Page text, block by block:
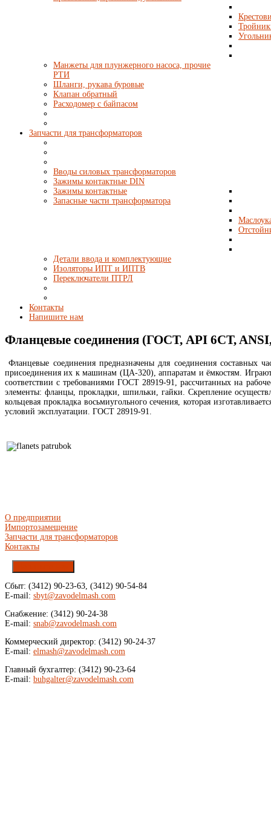
Манжеты для плунжерного насоса, прочие
РТИ
Шланги, рукава буровые
Клапан обратный
Расходомер с байпасом
Запчасти для трансформаторов
Вводы силовых трансформаторов
Зажимы контактные DIN
Зажимы контактные
Запасные части трансформатора
Детали ввода и комплектующие
Изоляторы ИПТ и ИПТВ
Переключатели ПТРЛ
Контакты
Напишите нам
Фланцевые соединения (ГОСТ, API 6CT,
Фланцевые соединения предназначены для соединения составных
присоединения их к машинам (ЦА-320), аппаратам и ёмкостям.
соответствии с требованиями ГОСТ 28919-91, рассчитанных на
элементы: фланцы, прокладки, шпильки, гайки. Скрепление
кольцевая прокладка восьмиугольного сечения, которая
условий эксплуатации. ГОСТ 28919-91.
О предприятии
Импортозамещение
Запчасти для трансформаторов
Контакты
Сбыт: (3412) 90-23-63, (3412) 90-54-84
E-mail: sbyt@zavodelmash.com
Снабжение: (3412) 90-24-38
E-mail: snab@zavodelmash.com
Коммерческий директор: (3412) 90-24-37
E-mail: elmash@zavodelmash.com
Главный бухгалтер: (3412) 90-23-64
E-mail: buhgalter@zavodelmash.com